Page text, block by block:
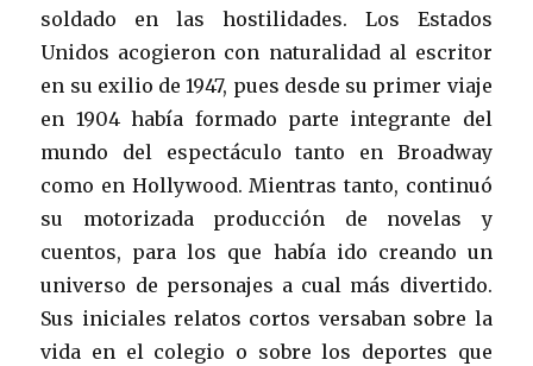
soldado en las hostilidades. Los Estados
Unidos acogieron con naturalidad al escritor
en su exilio de 1947, pues desde su primer viaje
en 1904 había formado parte integrante del
mundo del espectáculo tanto en Broadway
como en Hollywood. Mientras tanto, continuó
su motorizada producción de novelas y
cuentos, para los que había ido creando un
universo de personajes a cual más divertido.
Sus iniciales relatos cortos versaban sobre la
vida en el colegio o sobre los deportes que